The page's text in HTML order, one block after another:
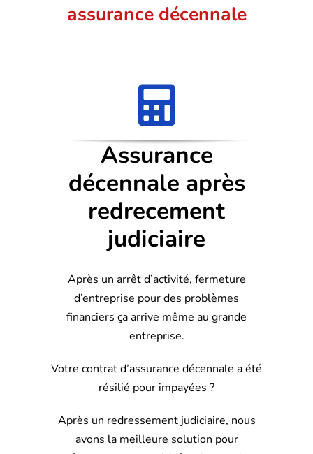
assurance décennale
Assurance
décennale après
redrecement
judiciaire
Après un arrêt d’activité, fermeture
d’entreprise pour des problèmes
financiers ça arrive même au grande
entreprise.
Votre contrat d’assurance décennale a été
résilié pour impayées ?
Après un redressement judiciaire, nous
avons la meilleure solution pour